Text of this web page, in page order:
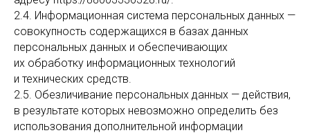
2.4. Информационная система персональных данных —
совокупность содержащихся в базах данных
персональных данных и обеспечивающих
их обработку информационных технологий
и технических средств.
2.5. Обезличивание персональных данных — действия,
в результате которых невозможно определить без
использования дополнительной информации